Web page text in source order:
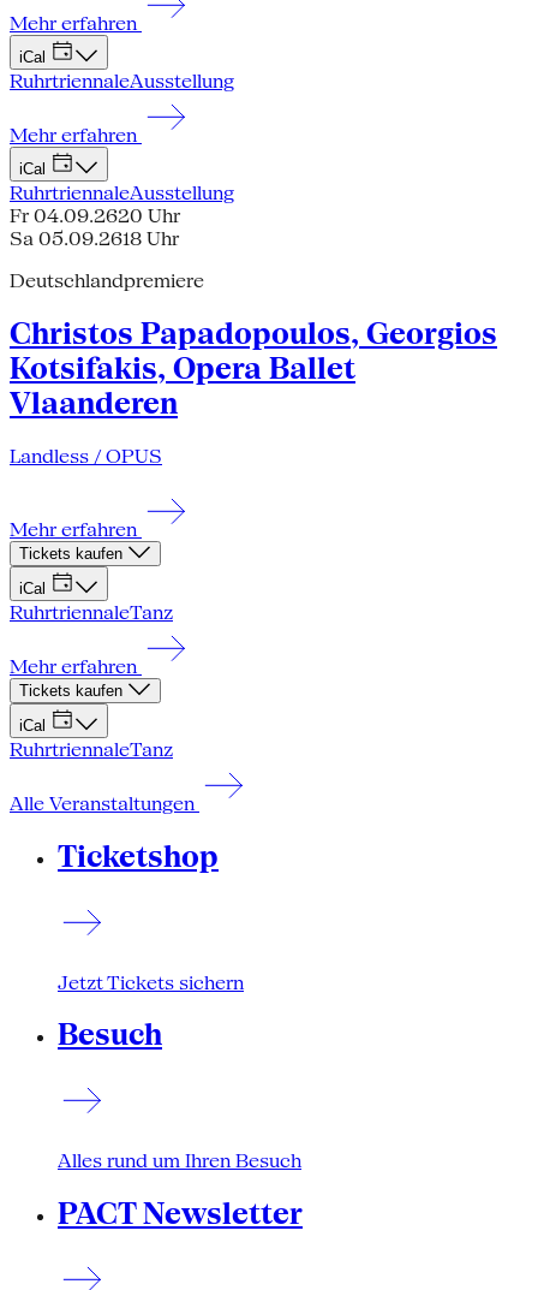
Mehr erfahren
iCal
RuhrtriennaleAusstellung
Mehr erfahren
iCal
RuhrtriennaleAusstellung
Fr 04.09.2620 Uhr
Sa 05.09.2618 Uhr
Deutschlandpremiere
Christos Papadopoulos, Georgios
Kotsifakis, Opera Ballet
Vlaanderen
Landless / OPUS
Mehr erfahren
Tickets kaufen
iCal
RuhrtriennaleTanz
Mehr erfahren
Tickets kaufen
iCal
RuhrtriennaleTanz
Alle Veranstaltungen
Ticketshop
Jetzt Tickets sichern
Besuch
Alles rund um Ihren Besuch
PACT Newsletter